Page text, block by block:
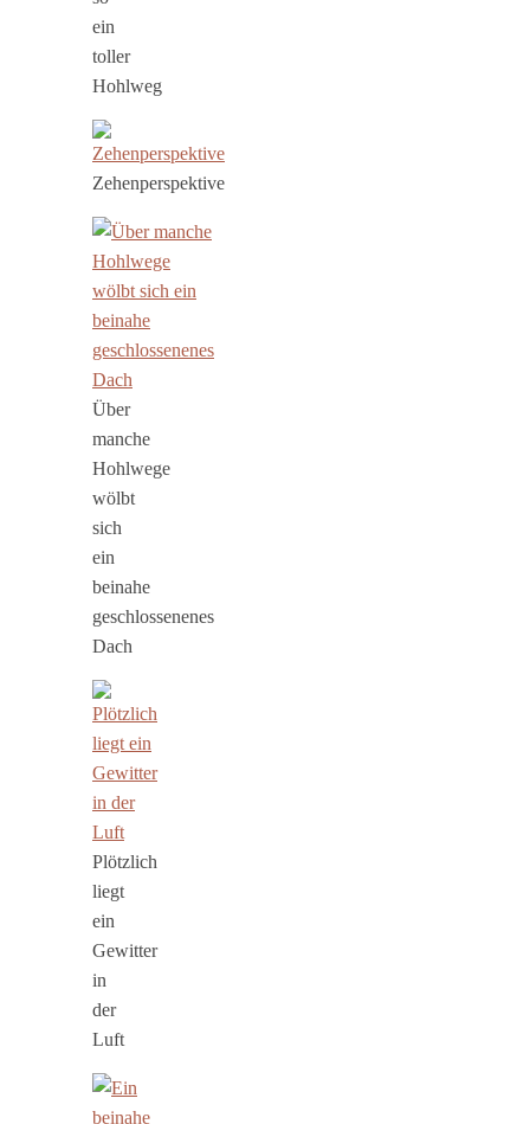
ein
toller
Hohlweg
Zehenperspektive
Über
manche
Hohlwege
wölbt
sich
ein
beinahe
geschlossenenes
Dach
Plötzlich
liegt
ein
Gewitter
in
der
Luft